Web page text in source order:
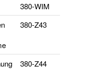
380-WIM
380-Z43
380-Z44